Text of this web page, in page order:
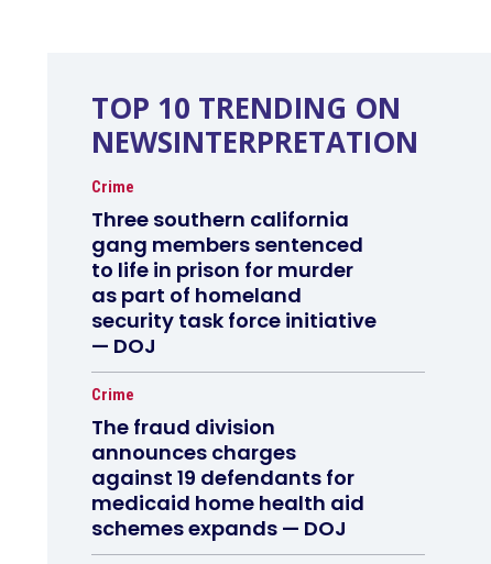
TOP 10 TRENDING ON
NEWSINTERPRETATION
Crime
Three southern california
gang members sentenced
to life in prison for murder
as part of homeland
security task force initiative
— DOJ
Crime
The fraud division
announces charges
against 19 defendants for
medicaid home health aid
schemes expands — DOJ